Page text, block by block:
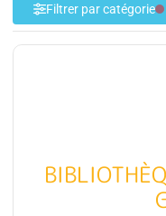
Filtrer par catégorie